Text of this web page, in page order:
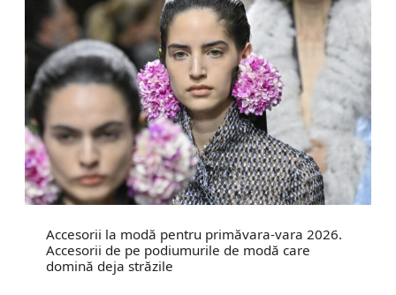
Accesorii la modă pentru primăvara-vara 2026.
Accesorii de pe podiumurile de modă care
domină deja străzile